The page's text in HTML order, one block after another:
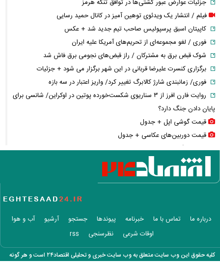
جزئیات عوارض عبور کشتی‌ها در توافق تنگه هرمز
فیلم / انتشار یک ویدئوی توهین آمیز در کانال حمید رسایی
کاپیتان اسبق پرسپولیس صاحب تیم جدید شد + عکس
فوری / لغو مجموعه‌ای از تحریم‌های آمریکا علیه ایران
شوک قبض برق به مشترکان / راز قبض‌های نجومی برق فاش شد
برگزاری کنسرت علیرضا قربانی در این شهر برگزار می شود + جزئیات
فوری/ زمانبندی شارژ کالابرگ تغییر کرد/ واریز اعتبار در سه بازه
روایت فارن افرز از ۳ سناریوی شکست‌خورده پوتین در اوکراین/ شانسی برای
پایان دادن جنگ دارد؟
قیمت گوشی اپل + جدول
قیمت دوربین‌های عکاسی + جدول
شوک سنگین به بازار مسکن تهران / بازار ملک وارد فاز جدید
یادداشت مهم ظریف/ توازن فراگیر؛ جایگاه چین و روسیه در آینده سیاست
خارجی ایران
در پی حمله به ورزشگاه لامرد/ وزیر بهداشت از خسارت‌ها و کمبودهای درمانی
منطقه گفت
بازار خودرو همچنان در مدار احتیاط + جدول
درباره ما تماس با ما خبرنامه پیوندها جستجو آرشیو
آب و هوا
اوقات شرعی
نظرسنجی rss
کلیه حقوق این وب سایت متعلق به وب سایت خبری و تحلیلی اقتصاد۲۴ است و هر گونه